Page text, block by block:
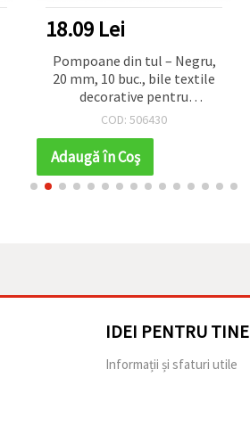
18.09 Lei
Pompoane din tul – Negru,
20 mm, 10 buc., bile textile
decorative pentru
scrapbooking, felicitări,
COD: 506430
Adaugă în Coş
IDEI PENTRU TINE
Informații și sfaturi utile